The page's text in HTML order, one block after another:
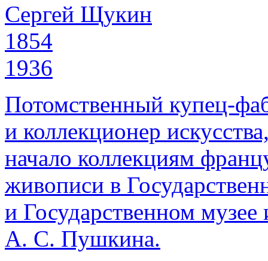
Сергей Щукин
1854
1936
Потомственный купец-
и коллекционер
начало коллекциям
живописи в
и Государственном
А. С. Пушкина.